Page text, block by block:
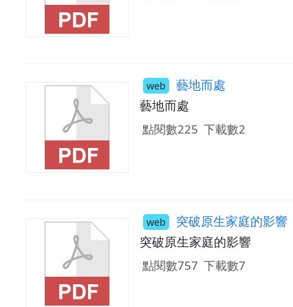
web 藝地而處
藝地而處
點閱數225 下載數2
web 突破原生家庭的影響
突破原生家庭的影響
點閱數757 下載數7